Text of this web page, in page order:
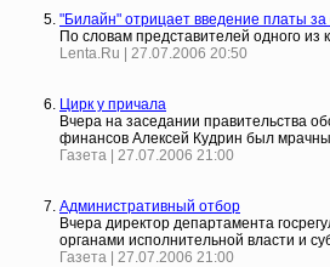
"Билайн" отрицает введение платы
По словам представителей одного из
Lenta.Ru | 27.07.2006 20:50
Цирк у причала
Вчера на заседании правительства
финансов Алексей Кудрин был
Газета | 27.07.2006 21:00
Административный отбор
Вчера директор департамента
органами исполнительной власти и
Газета | 27.07.2006 21:00